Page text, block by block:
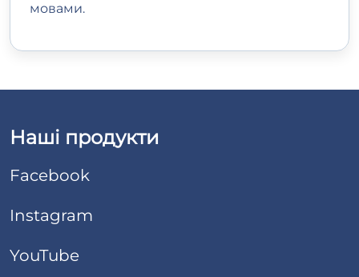
мовами.
Наші продукти
Facebook
Instagram
YouTube